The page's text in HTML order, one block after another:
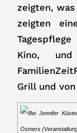
zeigten,
zeigten
Kino,
Grill und